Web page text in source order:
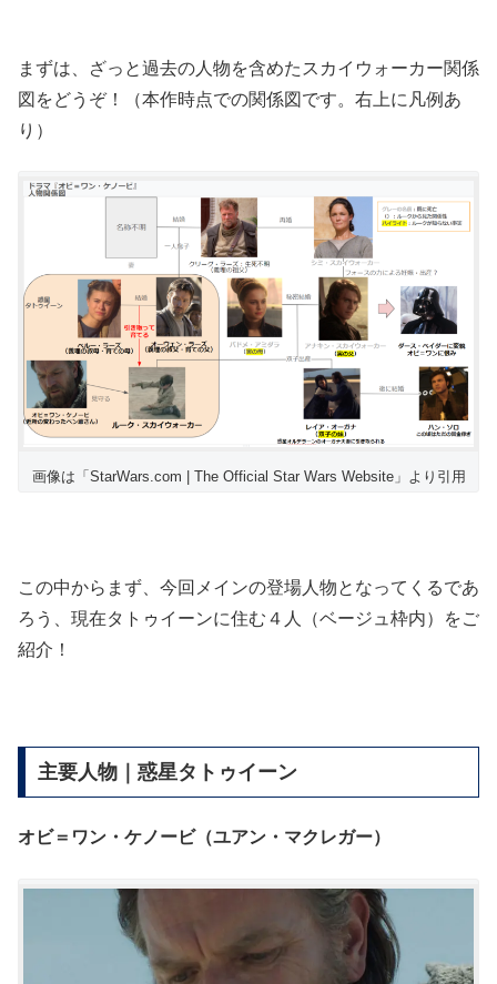
まずは、ざっと過去の人物を含めたスカイウォーカー関係
図をどうぞ！（本作時点での関係図です。右上に凡例あ
り）
画像は「StarWars.com | The Official Star Wars Website」より引用
この中からまず、今回メインの登場人物となってくるであ
ろう、現在タトゥイーンに住む４人（ベージュ枠内）をご
紹介！
主要人物｜惑星タトゥイーン
オビ＝ワン・ケノービ（ユアン・マクレガー）